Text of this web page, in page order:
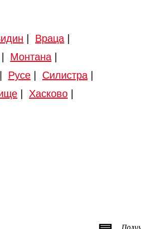
Враца
Монтана
Русе Силистра
Хасково